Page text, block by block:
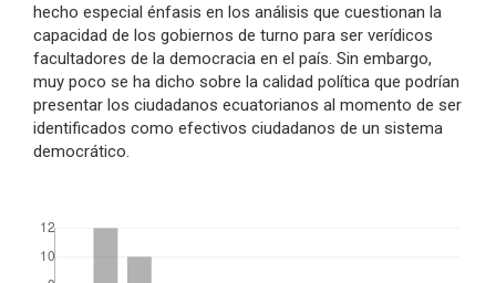
hecho especial énfasis en los análisis que cuestionan la
capacidad de los gobiernos de turno para ser verídicos
facultadores de la democracia en el país. Sin embargo,
muy poco se ha dicho sobre la calidad política que podrían
presentar los ciudadanos ecuatorianos al momento de ser
identificados como efectivos ciudadanos de un sistema
democrático.